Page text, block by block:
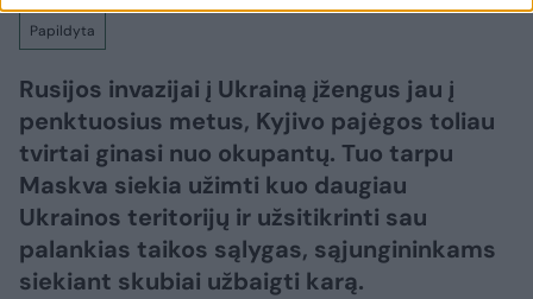
Papildyta
Rusijos invazijai į Ukrainą įžengus jau į
penktuosius metus, Kyjivo pajėgos toliau
tvirtai ginasi nuo okupantų. Tuo tarpu
Maskva siekia užimti kuo daugiau
Ukrainos teritorijų ir užsitikrinti sau
palankias taikos sąlygas, sąjungininkams
siekiant skubiai užbaigti karą.​​​​​​​​​​​​​​​​​​​​​​​​​​​